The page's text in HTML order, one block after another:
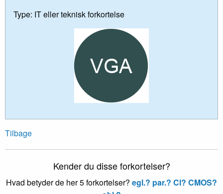
Type: IT eller teknisk forkortelse
Tilbage
Kender du disse forkortelser?
Hvad betyder de her 5 forkortelser? egl.? par.? Cl? CMOS?